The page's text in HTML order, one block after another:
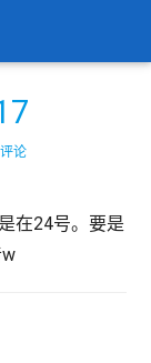
评论
在24号。要是